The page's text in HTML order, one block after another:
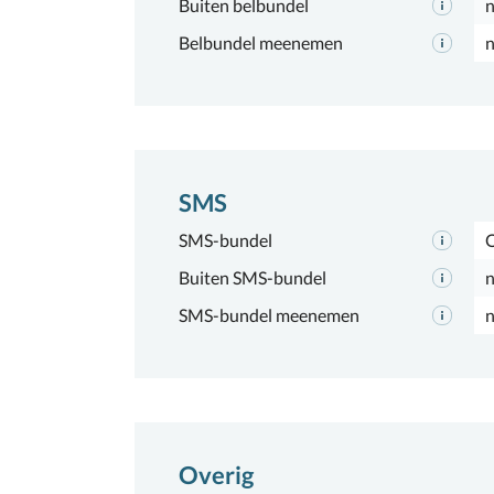
Buiten belbundel
Belbundel meenemen
SMS
SMS-bundel
Buiten SMS-bundel
SMS-bundel meenemen
Overig